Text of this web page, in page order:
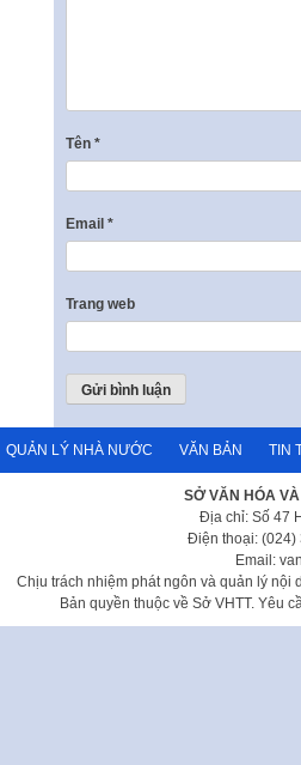
Tên *
Email *
Trang web
QUẢN LÝ NHÀ NƯỚC VĂN BẢN TIN
SỞ VĂN HÓA
Địa chỉ: Số 47
Điện thoại: (024)
Email:
Chịu trách nhiệm phát ngôn và quản lý nội
Bản quyền thuộc về Sở VHTT. Yêu